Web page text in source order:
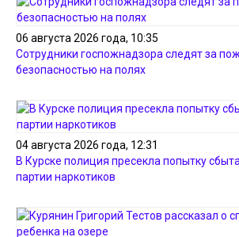
06 августа 2026 года, 10:35
Сотрудники госпожнадзора следят за
безопасностью на полях
04 августа 2026 года, 12:31
В Курске полиция пресекла попытку
партии наркотиков